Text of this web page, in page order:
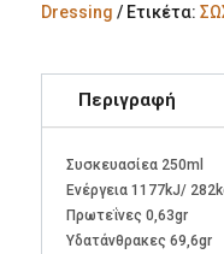
Dressing
Ετικέτα:
Περιγραφή
Συσκευασίεα 250ml
Ενέργεια 1177kJ/
Πρωτεΐνες 0,63gr
Υδατάνθρακες 69,6gr